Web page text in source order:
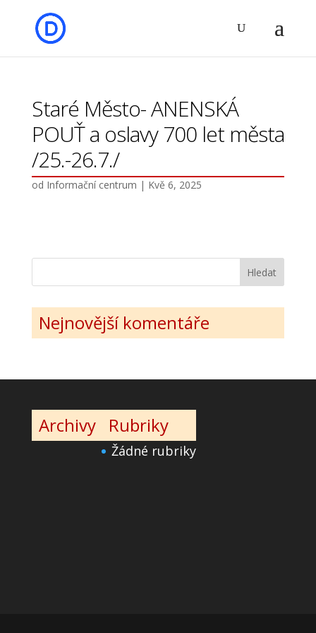
Staré Město- ANENSKÁ
POUŤ a oslavy 700 let města
/25.-26.7./
od Informační centrum | Kvě 6, 2025
Nejnovější komentáře
Archivy Rubriky
Žádné rubriky